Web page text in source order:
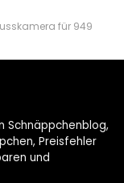
für 949
Schnäppchenblog,
Preisfehler
und